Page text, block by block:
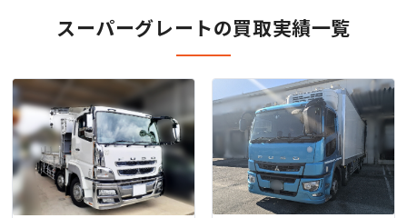
スーパーグレートの買取実績一覧